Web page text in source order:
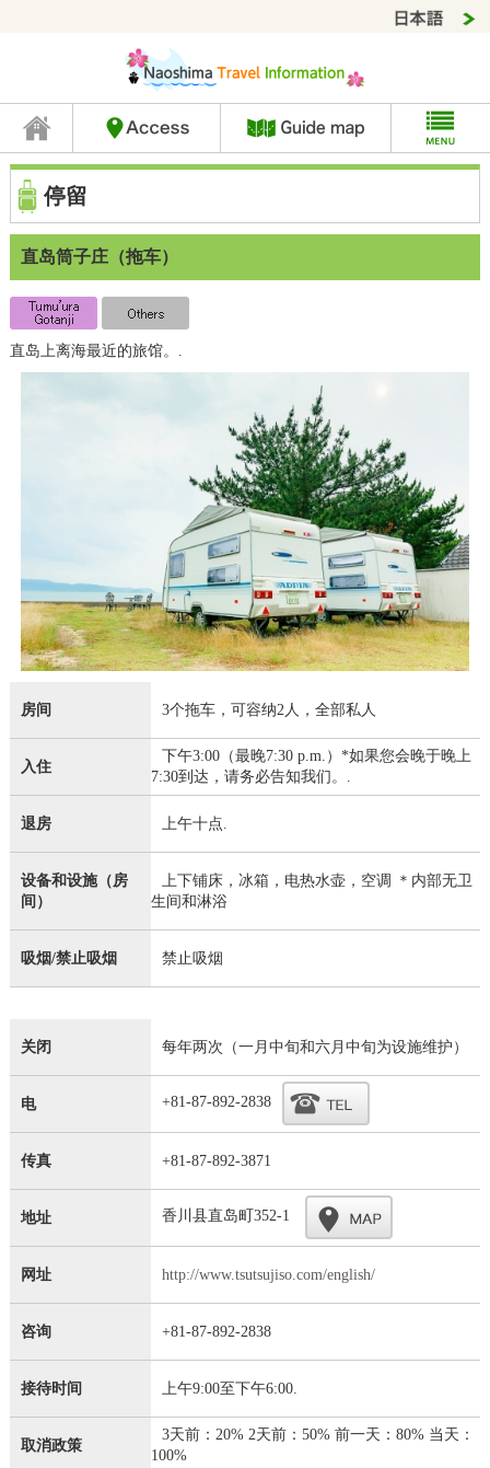
停留
直岛筒子庄（拖车）
直岛上离海最近的旅馆。.
房间 3个拖车，可容纳2人，全部私人
入住
下午3:00（最晚7:30 p.m.）*如果您会晚于晚上
7:30到达，请务必告知我们。.
退房 上午十点.
设备和设施（房
间）
上下铺床，冰箱，电热水壶，空调 ＊内部无卫
生间和淋浴
吸烟/禁止吸烟 禁止吸烟
关闭 每年两次（一月中旬和六月中旬为设施维护）
电 +81-87-892-2838
传真 +81-87-892-3871
地址 香川县直岛町352-1
网址 http://www.tsutsujiso.com/english/
咨询 +81-87-892-2838
接待时间 上午9:00至下午6:00.
取消政策
3天前：20% 2天前：50% 前一天：80% 当天：
100%